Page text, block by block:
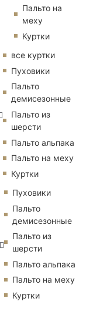
Пальто на
меху
Куртки
все куртки
Пуховики
Пальто
демисезонные
Пальто из
шерсти
Пальто альпака
Пальто на меху
Куртки
Пуховики
Пальто
демисезонные
Пальто из
шерсти
Пальто альпака
Пальто на меху
Куртки